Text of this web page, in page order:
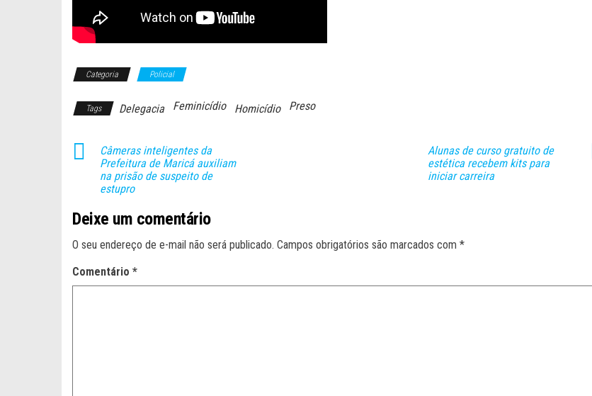
Categoria Policial
Tags Delegacia Feminicídio Homicídio Preso
Câmeras inteligentes da
Prefeitura de Maricá auxiliam
na prisão de suspeito de
estupro
Alunas de curso gratuito de
estética recebem kits para
iniciar carreira
Deixe um comentário
O seu endereço de e-mail não será publicado. Campos obrigatórios são marcados com *
Comentário *